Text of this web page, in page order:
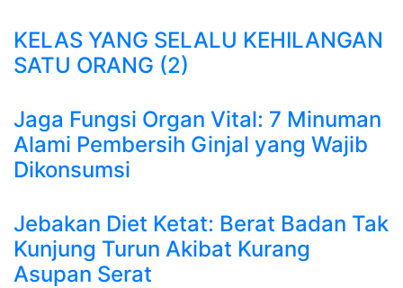
KELAS YANG SELALU KEHILANGAN
SATU ORANG (2)
Jaga Fungsi Organ Vital: 7 Minuman
Alami Pembersih Ginjal yang Wajib
Dikonsumsi
Jebakan Diet Ketat: Berat Badan Tak
Kunjung Turun Akibat Kurang
Asupan Serat